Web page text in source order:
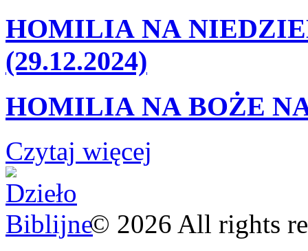
HOMILIA NA
(29.12.2024)
HOMILIA NA BOŻE
Czytaj więcej
© 2026 All rights